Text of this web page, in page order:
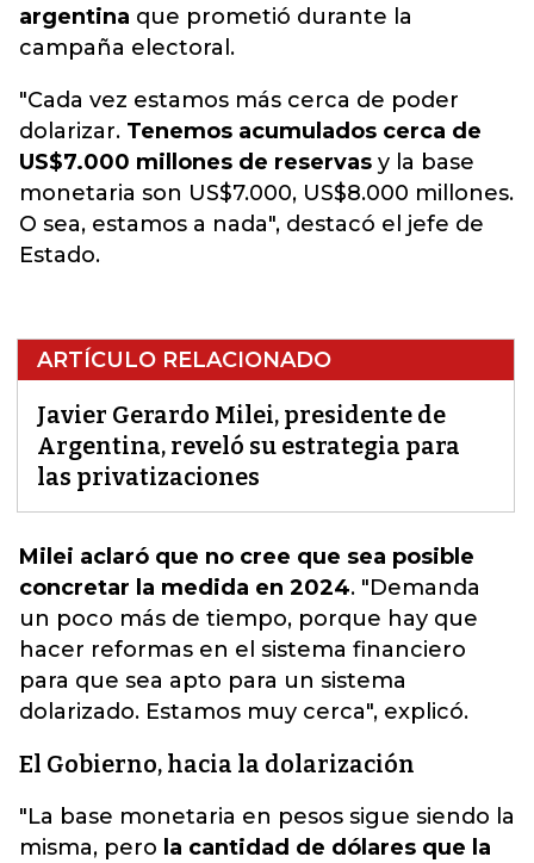
argentina que prometió durante la
campaña electoral.
"Cada vez estamos más cerca de poder
dolarizar. Tenemos acumulados cerca de
US$7.000 millones de reservas y la base
monetaria son US$7.000, US$8.000 millones.
O sea, estamos a nada", destacó el jefe de
Estado.
ARTÍCULO RELACIONADO
Javier Gerardo Milei, presidente de
Argentina, reveló su estrategia para
las privatizaciones
Milei aclaró que no cree que sea posible
concretar la medida en 2024. "Demanda
un poco más de tiempo, porque hay que
hacer reformas en el sistema financiero
para que sea apto para un sistema
dolarizado. Estamos muy cerca", explicó.
El Gobierno, hacia la dolarización
"La base monetaria en pesos sigue siendo la
misma, pero la cantidad de dólares que la